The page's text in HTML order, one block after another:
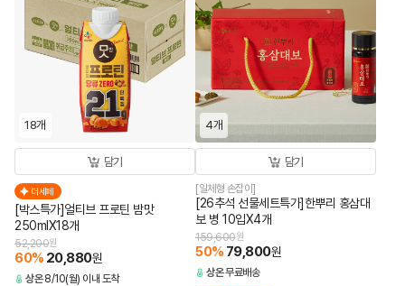
18개
담기
더세페
[박스특가]얼티브 프로틴 밤맛
250mlX18개
52,200원
60% 20,880원
상온 8/10(월) 이내 도착
4개
담기
[일체형 손잡이]
[26추석 선물세트특가]한뿌리 홍삼대
보 병 10입X4개
159,600원
50% 79,800원
상온무료배송